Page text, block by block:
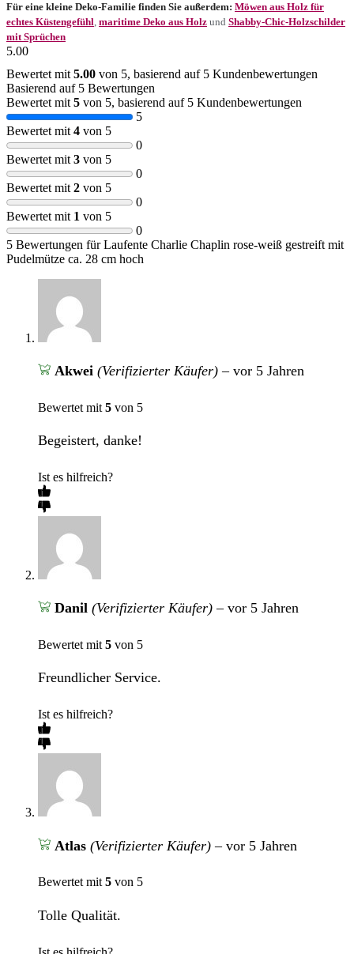
Für eine kleine Deko-Familie finden Sie außerdem: Möwen aus Holz für
echtes Küstengefühl maritime Deko aus Holz und Shabby-Chic-Holzschilder
mit Sprüchen
5.00
Bewertet mit 5.00 von 5, basierend auf 5 Kundenbewertungen
Basierend auf 5 Bewertungen
Bewertet mit 5 von 5, basierend auf 5 Kundenbewertungen
5
Bewertet mit 4 von 5
0
Bewertet mit 3 von 5
0
Bewertet mit 2 von 5
0
Bewertet mit 1 von 5
0
5 Bewertungen fürLaufente Charlie Chaplin rose-weiß gestreift mit
Pudelmütze ca. 28 cm hoch
Akwei (Verifizierter Käufer) – vor 5 Jahren
Bewertet mit 5 von 5
Begeistert, danke!
Ist es hilfreich?
Danil (Verifizierter Käufer) – vor 5 Jahren
Bewertet mit 5 von 5
Freundlicher Service.
Ist es hilfreich?
Atlas (Verifizierter Käufer) – vor 5 Jahren
Bewertet mit5 von 5
Tolle Qualität.